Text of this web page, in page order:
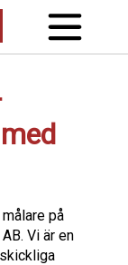
på
Vi är en